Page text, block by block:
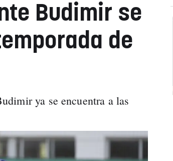
Budimir se
de
ya se encuentra a las